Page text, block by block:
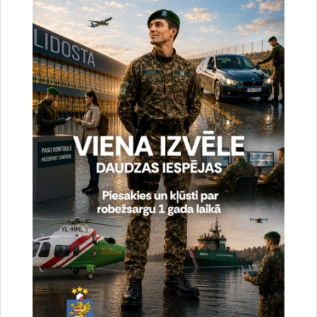
Noslēgušās Valsts robežsardzes organizētas
starptautiskās operatīvi - taktiskās mācības
“RONIS 2026”
27.07.2026. Sabiedriskie pasākumi
2026. gada 6. augusts uz valsts robežas un
valsts iekšienē
07.08.2026. Statistika
2026. gada 5. augusts uz valsts robežas un